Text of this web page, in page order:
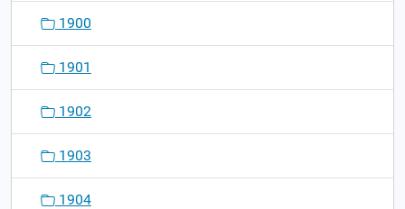
1900
1901
1902
1903
1904